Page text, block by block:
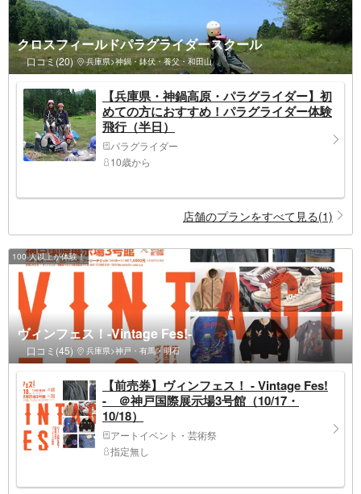
クロスフィールドパラグライダースクール
口コミ(20) 兵庫県>神鍋・鉢伏・養父・和田山
【兵庫県・神鍋高原・パラグライダー】初
めての方におすすめ！パラグライダー体験
飛行（半日）
パラグライダー
10歳から
店舗のプランをすべて見る(1)
100 人以上が体験！
ヴィンフェス！-Vintage Fes!-
口コミ(45) 兵庫県>神戸・有馬・明石
【前売券】ヴィンフェス！ - Vintage Fes!
- ＠神戸国際展示場3号館（10/17・
10/18）
アートイベント・芸術祭
指定無し